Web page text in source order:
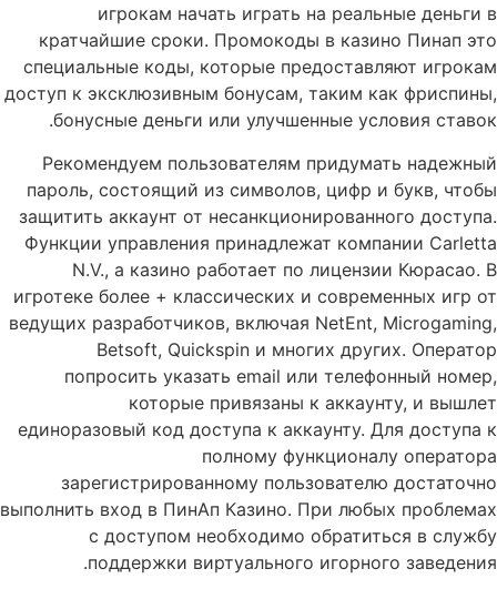
игрокам начать играть на реальные деньги в
кратчайшие сроки. Промокоды в казино Пинап это
специальные коды, которые предоставляют игрокам
доступ к эксклюзивным бонусам, таким как фриспины,
бонусные деньги или улучшенные условия ставок.
Рекомендуем пользователям придумать надежный
пароль, состоящий из символов, цифр и букв, чтобы
защитить аккаунт от несанкционированного доступа.
Функции управления принадлежат компании Carletta
N.V., а казино работает по лицензии Кюрасао. В
игротеке более + классических и современных игр от
ведущих разработчиков, включая NetEnt, Microgaming,
Betsoft, Quickspin и многих других. Оператор
попросить указать email или телефонный номер,
которые привязаны к аккаунту, и вышлет
единоразовый код доступа к аккаунту. Для доступа к
полному функционалу оператора
зарегистрированному пользователю достаточно
выполнить вход в ПинАп Казино. При любых проблемах
с доступом необходимо обратиться в службу
поддержки виртуального игорного заведения.